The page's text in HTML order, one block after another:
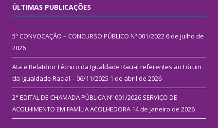
ÚLTIMAS PUBLICAÇÕES
5ª CONVOCAÇÃO – CONCURSO PÚBLICO Nº 001/2022 6 de julho de
2026
Ata e Relatório Técnico da Igualdade Racial referentes ao Fórum
da Igualdade Racial – 06/11/2025 1 de abril de 2026
2° EDITAL DE CHAMADA PÚBLICA Nº 001/2026 SERVIÇO DE
ACOLHIMENTO EM FAMÍLIA ACOLHEDORA 14 de janeiro de 2026